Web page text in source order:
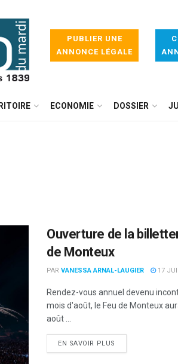
PUBLIER UNE
ANNONCE LÉGALE
ECONOMIE DOSSIER
Ouverture de la
de Monteux
PAR VANESSA ARNAL-LAUGIER 17
Rendez-vous annuel devenu
mois d'août, le Feu de Monteux
août ...
EN SAVOIR PLUS